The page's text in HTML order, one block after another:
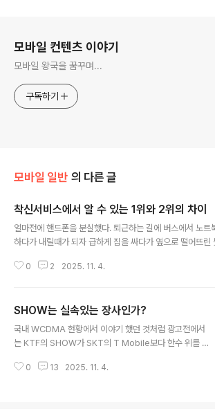
모바일 컨텐츠 이야기
모바일 왕국을 꿈꾸며...
구독하기
모바일 일반 의 다른 글
착신서비스에서 알 수 있는 1위와 2위의 차이
얼마전에 핸드폰을 분실했다. 퇴근하는 길에 버스에서 노트
하다가 내릴때가 되자 급하게 짐을 싸다가 옆으로 떨어뜨린
려서 마음에 드는 가격을 찾을 수가 없다. 다행히 가지고 다
다. 문자까지 모두 착신 받는 것을 '착신전환 플러스'라고 한
휴대폰을 소지하고 있을 때는 "* + 71 + + "을 누르면 착신
+ 73 + "을 누르면 착신 해제가 된다. 만약에 핸드폰을 분
0 2 2025. 11. 4.
SHOW는 실속있는 장사인가?
국내 WCDMA 현황에서 이야기 했던 것처럼 광고전에서
는 KTF의 SHOW가 SKT의 T Mobile보다 한수 위를 차
는 것을 의미한다. 소비자 조사를 해 보니 그만큼의 열매는
0 13 2025. 11. 4.